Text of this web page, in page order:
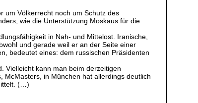
um Völkerrecht noch um Schutz des
wie die Unterstützung Moskaus für die
in Nah- und Mittelost. Iranische,
und gerade weil er an der Seite einer
bedeutet eines: dem russischen Präsidenten
Vielleicht kann man beim derzeitigen
McMasters, in München hat allerdings deutlich
(…)